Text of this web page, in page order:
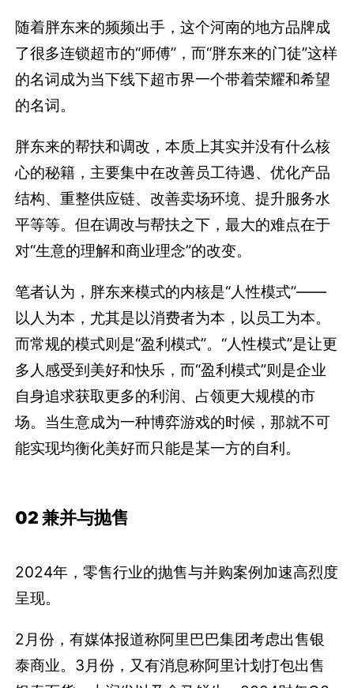
随着胖东来的频频出手，这个河南的地方品牌成
了很多连锁超市的“师傅”，而“胖东来的门徒”这样
的名词成为当下线下超市界一个带着荣耀和希望
的名词。
胖东来的帮扶和调改，本质上其实并没有什么核
心的秘籍，主要集中在改善员工待遇、优化产品
结构、重整供应链、改善卖场环境、提升服务水
平等等。但在调改与帮扶之下，最大的难点在于
对“生意的理解和商业理念”的改变。
笔者认为，胖东来模式的内核是“人性模式”——
以人为本，尤其是以消费者为本，以员工为本。
而常规的模式则是“盈利模式”。“人性模式”是让更
多人感受到美好和快乐，而“盈利模式”则是企业
自身追求获取更多的利润、占领更大规模的市
场。当生意成为一种博弈游戏的时候，那就不可
能实现均衡化美好而只能是某一方的自利。
02 兼并与抛售
2024年，零售行业的抛售与并购案例加速高烈度
呈现。
2月份，有媒体报道称阿里巴巴集团考虑出售银
泰商业。3月份，又有消息称阿里计划打包出售